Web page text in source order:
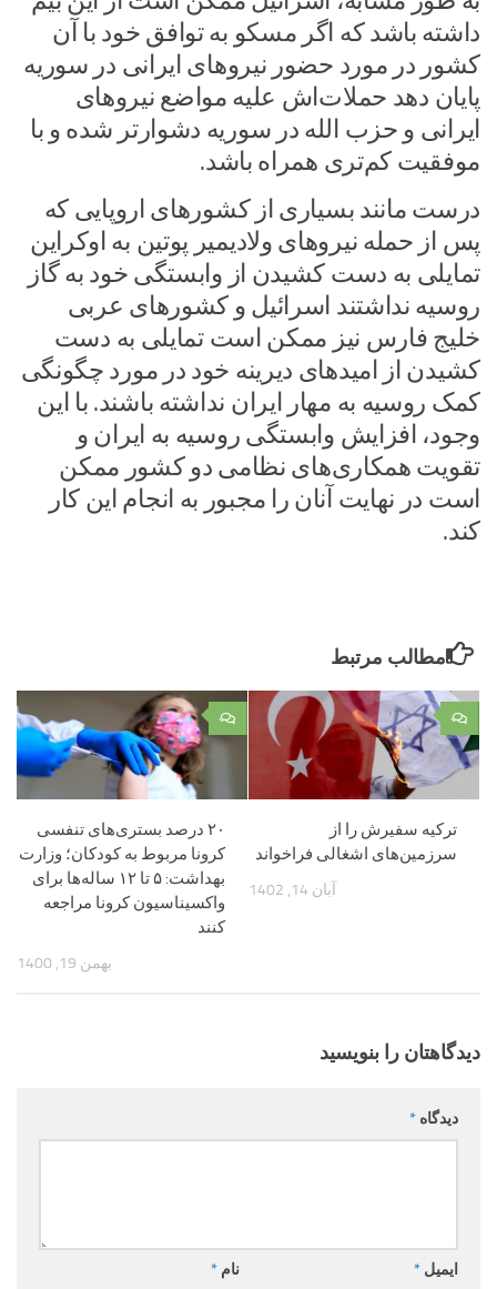
داشته باشد که اگر مسکو به توافق خود با آن
کشور در مورد حضور نیرو‌های ایرانی در سوریه
پایان دهد حملات‌اش علیه مواضع نیرو‌های
ایرانی و حزب الله در سوریه دشوارتر شده و با
موفقیت کم‌تری همراه باشد.
درست مانند بسیاری از کشور‌های اروپایی که
پس از حمله نیرو‌های ولادیمیر پوتین به اوکراین
تمایلی به دست کشیدن از وابستگی خود به گاز
روسیه نداشتند اسرائیل و کشور‌های عربی
خلیج فارس نیز ممکن است تمایلی به دست
کشیدن از امید‌های دیرینه خود در مورد چگونگی
کمک روسیه به مهار ایران نداشته باشند. با این
وجود، افزایش وابستگی روسیه به ایران و
تقویت همکاری‌های نظامی دو کشور ممکن
است در نهایت آنان را مجبور به انجام این کار
کند.
مطالب مرتبط
۰
۲۰ درصد بستری‌های تنفسی
‌کرونا مربوط به کودکان؛ وزارت
بهداشت: ۵ تا ۱۲ ساله‌ها برای
واکسیناسیون کرونا مراجعه
کنند
بهمن 19, 1400
۰
ترکیه سفیرش را از
سرزمین‌های اشغالی فراخواند
آبان 14, 1402
دیدگاهتان را بنویسید
دیدگاه *
نام * ایمیل *